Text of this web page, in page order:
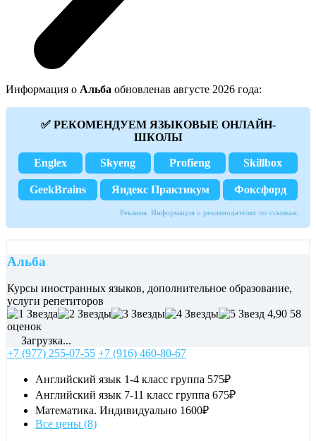
Информация о Альба обновленав августе 2026 года:
✅ РЕКОМЕНДУЕМ ЯЗЫКОВЫЕ ОНЛАЙН-
ШКОЛЫ
Englex Skyeng Profieng Skillbox
GeekBrains Яндекс Практикум Фоксфорд
Реклама. Информация о рекламодателях по ссылкам.
Альба
Курсы иностранных языков, дополнительное образование,
услуги репетиторов
4,90 58
оценок
Загрузка...
+7 (977) 255-07-55 +7 (916) 460-80-67
Английский язык 1-4 класс группа 575₽
Английский язык 7-11 класс группа 675₽
Математика. Индивидуально 1600₽
Все цены (8)